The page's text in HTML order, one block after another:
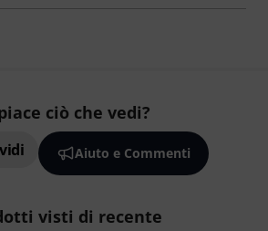
ciò che vedi?
Aiuto e Commenti
visti di recente